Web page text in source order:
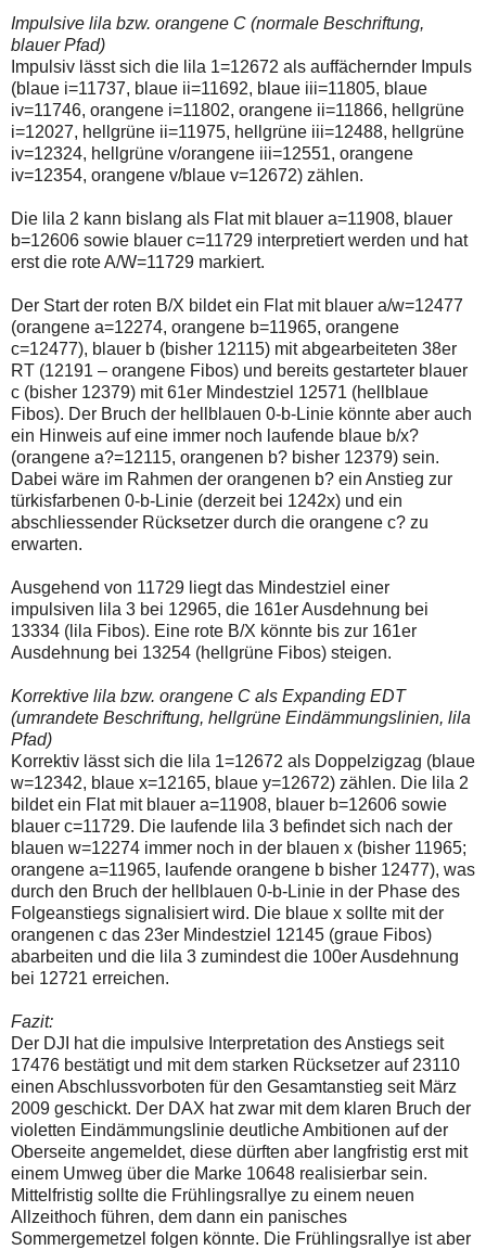
Bis
zur
Lösung
des
Problems
sind
die
Post
auch
auf
Plattform
wallstreet-
online.de
verfügbar.
Impulsive lila bzw. orangene C (normale Beschriftung,
blauer Pfad)
Impulsiv lässt sich die lila 1=12672 als auffächernder Impuls
(blaue i=11737, blaue ii=11692, blaue iii=11805, blaue
iv=11746, orangene i=11802, orangene ii=11866, hellgrüne
i=12027, hellgrüne ii=11975, hellgrüne iii=12488, hellgrüne
iv=12324, hellgrüne v/orangene iii=12551, orangene
iv=12354, orangene v/blaue v=12672) zählen.
Die lila 2 kann bislang als Flat mit blauer a=11908, blauer
b=12606 sowie blauer c=11729 interpretiert werden und hat
erst die rote A/W=11729 markiert.
Der Start der roten B/X bildet ein Flat mit blauer a/w=12477
(orangene a=12274, orangene b=11965, orangene
c=12477), blauer b (bisher 12115) mit abgearbeiteten 38er
RT (12191 – orangene Fibos) und bereits gestarteter blauer
c (bisher 12379) mit 61er Mindestziel 12571 (hellblaue
Fibos). Der Bruch der hellblauen 0-b-Linie könnte aber auch
ein Hinweis auf eine immer noch laufende blaue b/x?
(orangene a?=12115, orangenen b? bisher 12379) sein.
Dabei wäre im Rahmen der orangenen b? ein Anstieg zur
türkisfarbenen 0-b-Linie (derzeit bei 1242x) und ein
abschliessender Rücksetzer durch die orangene c? zu
erwarten.
Ausgehend von 11729 liegt das Mindestziel einer
impulsiven lila 3 bei 12965, die 161er Ausdehnung bei
13334 (lila Fibos). Eine rote B/X könnte bis zur 161er
Ausdehnung bei 13254 (hellgrüne Fibos) steigen.
Korrektive lila bzw. orangene C als Expanding EDT
(umrandete Beschriftung, hellgrüne Eindämmungslinien, lila
Pfad)
Korrektiv lässt sich die lila 1=12672 als Doppelzigzag (blaue
w=12342, blaue x=12165, blaue y=12672) zählen. Die lila 2
bildet ein Flat mit blauer a=11908, blauer b=12606 sowie
blauer c=11729. Die laufende lila 3 befindet sich nach der
blauen w=12274 immer noch in der blauen x (bisher 11965;
orangene a=11965, laufende orangene b bisher 12477), was
durch den Bruch der hellblauen 0-b-Linie in der Phase des
Folgeanstiegs signalisiert wird. Die blaue x sollte mit der
orangenen c das 23er Mindestziel 12145 (graue Fibos)
abarbeiten und die lila 3 zumindest die 100er Ausdehnung
bei 12721 erreichen.
Fazit:
Der DJI hat die impulsive Interpretation des Anstiegs seit
17476 bestätigt und mit dem starken Rücksetzer auf 23110
einen Abschlussvorboten für den Gesamtanstieg seit März
2009 geschickt. Der DAX hat zwar mit dem klaren Bruch der
violetten Eindämmungslinie deutliche Ambitionen auf der
Oberseite angemeldet, diese dürften aber langfristig erst mit
einem Umweg über die Marke 10648 realisierbar sein.
Mittelfristig sollte die Frühlingsrallye zu einem neuen
Allzeithoch führen, dem dann ein panisches
Sommergemetzel folgen könnte. Die Frühlingsrallye ist aber